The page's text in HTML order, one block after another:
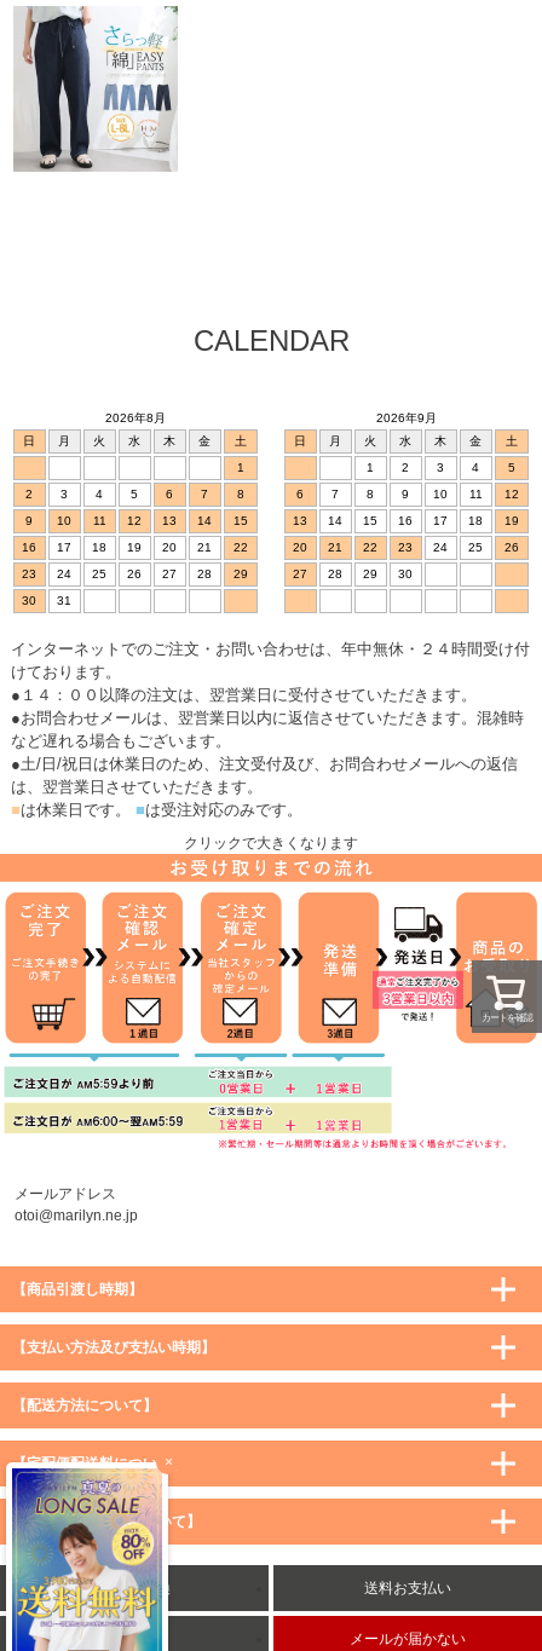
×
カートを確認
CALENDAR
2026年8月
日
月 火 水 木 金
土
1
2
3 4 5 6 7
8
9
10 11 12 13 14
15
16
17 18 19 20 21
22
23
24 25 26 27 28
29
30
31
2026年9月
日
月 火 水 木 金
土
1
2 3 4
5
6
7 8 9 10 11
12
13
14 15 16 17 18
19
20
21 22 23 24 25
26
27
28 29 30
インターネットでのご注文・お問い合わせは、年中無休・２４時間受け付
けております。
●１４：００以降の注文は、翌営業日に受付させていただきます。
●お問合わせメールは、翌営業日以内に返信させていただきます。混雑時
など遅れる場合もございます。
●土/日/祝日は休業日のため、注文受付及び、お問合わせメールへの返信
は、翌営業日させていただきます。
■は休業日です。 ■は受注対応のみです。
クリックで大きくなります
メールアドレス
otoi@marilyn.ne.jp
【商品引渡し時期】
【支払い方法及び支払い時期】
【配送方法について】
【宅配便配送料について】
購入価格 ／ 地域 通常 沖縄・離島など一部地域
5,900円（税込）未満
590円（税込）
5,900円（税込）以上
8,500円（税込）以上
【メール便配送料について】
購入価格 ／ 地域
5,900円（税込）未満
5,900円（税込）以上 送料無料
返品・交換 送料お支払い
会社概要 メールが届かない